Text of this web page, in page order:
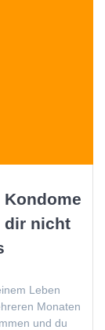
Kondome
dir nicht
Leben
Monaten
und du